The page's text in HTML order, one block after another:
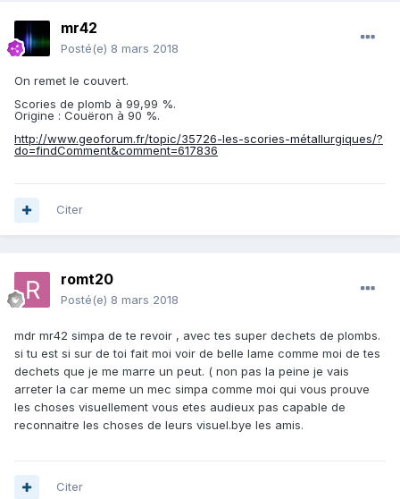
mr42
Posté(e) 8 mars 2018
On remet le couvert.
Scories de plomb à 99,99 %.
Origine : Couëron à 90 %.
http://www.geoforum.fr/topic/35726-les-scories-métallurgiques/?
do=findComment&comment=617836
Citer
romt20
Posté(e) 8 mars 2018
mdr mr42 simpa de te revoir , avec tes super dechets de plombs.
si tu est si sur de toi fait moi voir de belle lame comme moi de tes
dechets que je me marre un peut. ( non pas la peine je vais
arreter la car meme un mec simpa comme moi qui vous prouve
les choses visuellement vous etes audieux pas capable de
reconnaitre les choses de leurs visuel.bye les amis.
Citer